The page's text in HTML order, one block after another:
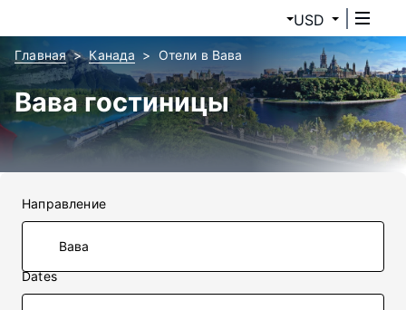
USD
Главная Канада Отели в Вава
Вава гостиницы
Направление
Dates